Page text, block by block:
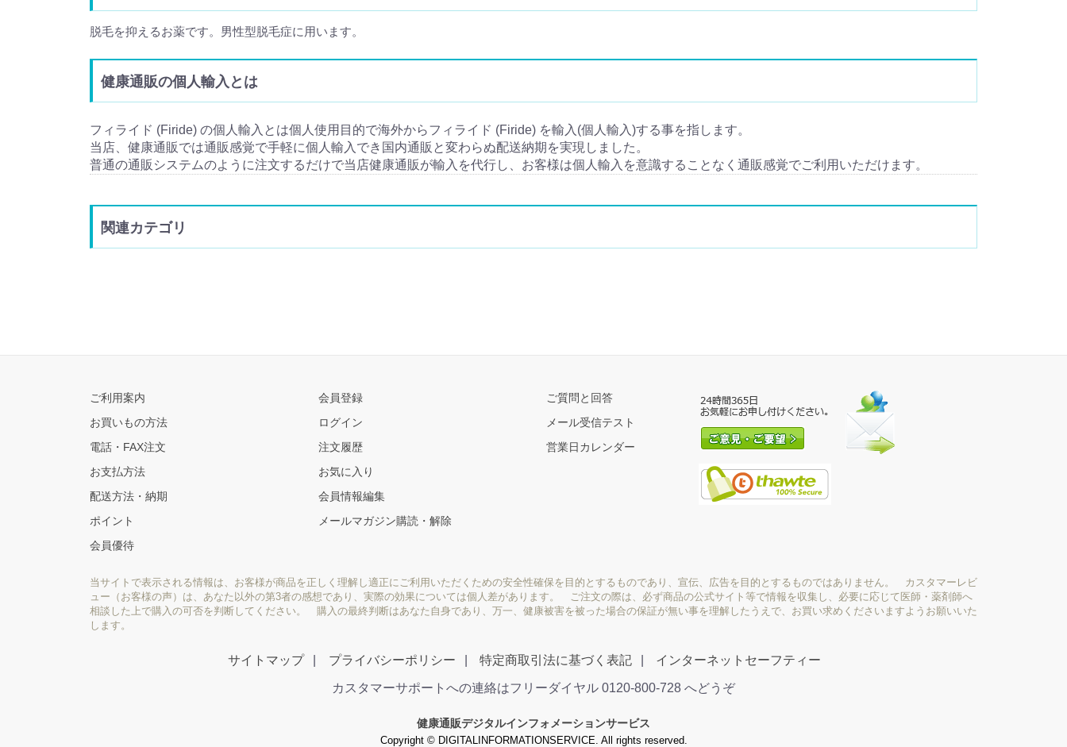
脱毛を抑えるお薬です。男性型脱毛症に用います。
健康通販の個人輸入とは
フィライド (Firide) の個人輸入とは個人使用目的で海外からフィライド (Firide) を輸入(個人輸入)する事を指します。
当店、健康通販では通販感覚で手軽に個人輸入でき国内通販と変わらぬ配送納期を実現しました。
普通の通販システムのように注文するだけで当店健康通販が輸入を代行し、お客様は個人輸入を意識することなく通販感覚でご利用いただけます。
関連カテゴリ
ご利用案内
お買いもの方法
電話・FAX注文
お支払方法
配送方法・納期
ポイント
会員優待
会員登録
ログイン
注文履歴
お気に入り
会員情報編集
メールマガジン購読・解除
ご質問と回答
メール受信テスト
営業日カレンダー
当サイトで表示される情報は、お客様が商品を正しく理解し適正にご利用いただくための安全性確保を目的とするものであり、宣伝、広告を目的とするものではありません。 カスタマーレビ
ュー（お客様の声）は、あなた以外の第3者の感想であり、実際の効果については個人差があります。 ご注文の際は、必ず商品の公式サイト等で情報を収集し、必要に応じて医師・薬剤師へ
相談した上で購入の可否を判断してください。 購入の最終判断はあなた自身であり、万一、健康被害を被った場合の保証が無い事を理解したうえで、お買い求めくださいますようお願いいた
します。
サイトマップ プライバシーポリシー 特定商取引法に基づく表記 インターネットセーフティー
カスタマーサポートへの連絡はフリーダイヤル 0120-800-728 へどうぞ
健康通販デジタルインフォメーションサービス
Copyright © DIGITALINFORMATIONSERVICE. All rights reserved.